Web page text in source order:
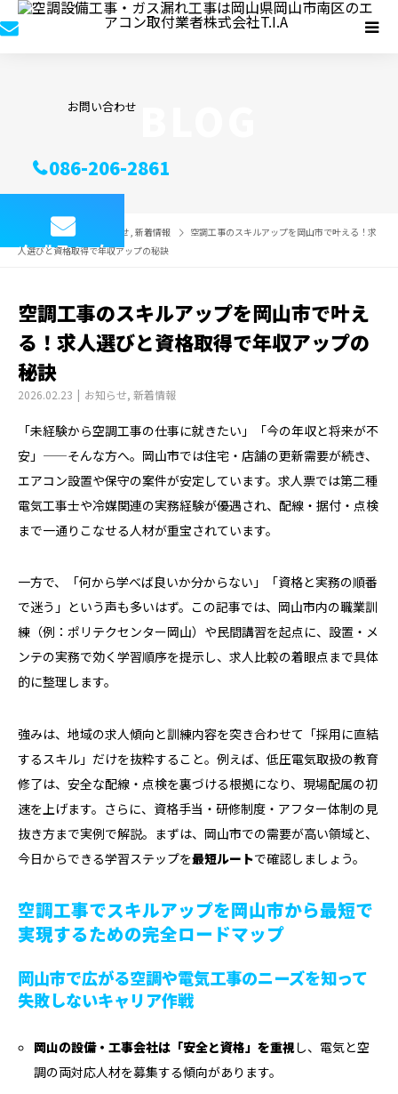
お問い合わせ
086-206-2861
メールフォーム
BLOG お知らせ, 新着情報
空調工事のスキルアップを岡山市で叶える！求
人選びと資格取得で年収アップの秘訣
空調工事のスキルアップを岡山市で叶え
る！求人選びと資格取得で年収アップの
秘訣
2026.02.23 お知らせ, 新着情報
「未経験から空調工事の仕事に就きたい」「今の年収と将来が不
安」——そんな方へ。岡山市では住宅・店舗の更新需要が続き、
エアコン設置や保守の案件が安定しています。求人票では第二種
電気工事士や冷媒関連の実務経験が優遇され、配線・据付・点検
まで一通りこなせる人材が重宝されています。
一方で、「何から学べば良いか分からない」「資格と実務の順番
で迷う」という声も多いはず。この記事では、岡山市内の職業訓
練（例：ポリテクセンター岡山）や民間講習を起点に、設置・メ
ンテの実務で効く学習順序を提示し、求人比較の着眼点まで具体
的に整理します。
強みは、地域の求人傾向と訓練内容を突き合わせて「採用に直結
するスキル」だけを抜粋すること。例えば、低圧電気取扱の教育
修了は、安全な配線・点検を裏づける根拠になり、現場配属の初
速を上げます。さらに、資格手当・研修制度・アフター体制の見
抜き方まで実例で解説。まずは、岡山市での需要が高い領域と、
今日からできる学習ステップを最短ルートで確認しましょう。
空調工事でスキルアップを岡山市から最短で
実現するための完全ロードマップ
岡山市で広がる空調や電気工事のニーズを知って
失敗しないキャリア作戦
岡山の設備・工事会社は「安全と資格」を重視し、電気と空
調の両対応人材を募集する傾向があります。